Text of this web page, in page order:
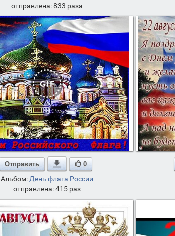
отправлена: 833 раза
Отправить  0
Альбом: День флага России
отправлена: 415 раз